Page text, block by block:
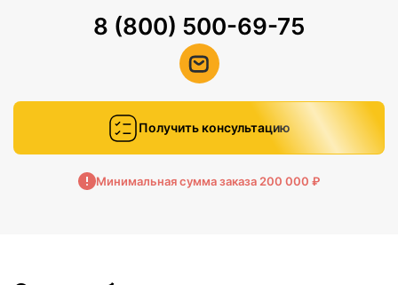
8 (800) 500-69-75
Получить консультацию
Минимальная сумма заказа 200 000 ₽